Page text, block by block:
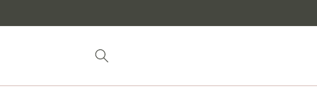
contenido